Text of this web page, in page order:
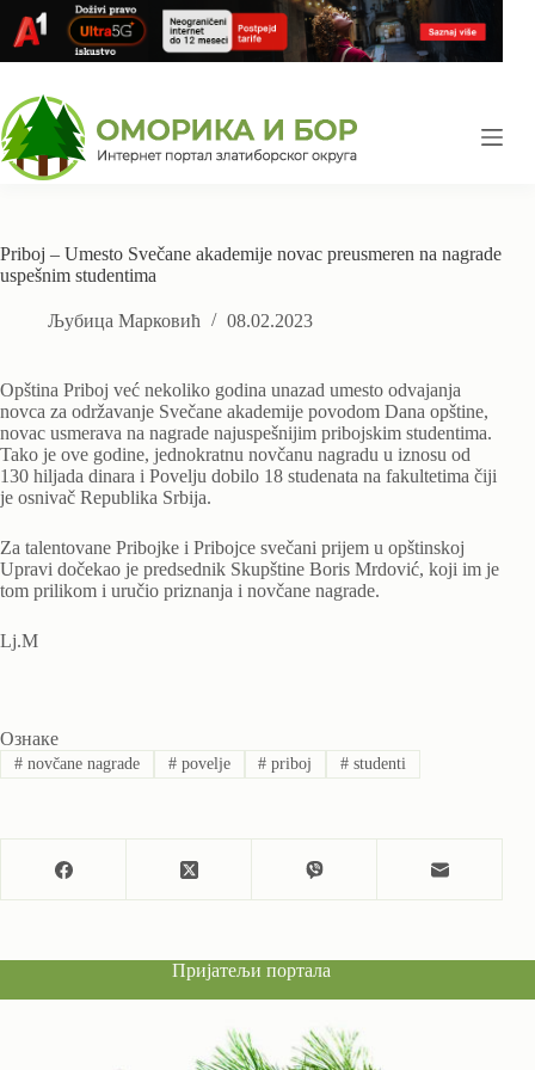
content
Priboj – Umesto Svečane akademije novac preusmeren na nagrade
uspešnim studentima
Љубица Марковић 08.02.2023
Opština Priboj već nekoliko godina unazad umesto odvajanja
novca za održavanje Svečane akademije povodom Dana opštine,
novac usmerava na nagrade najuspešnijim pribojskim studentima.
Tako je ove godine, jednokratnu novčanu nagradu u iznosu od
130 hiljada dinara i Povelju dobilo 18 studenata na fakultetima čiji
je osnivač Republika Srbija.
Za talentovane Pribojke i Pribojce svečani prijem u opštinskoj
Upravi dočekao je predsednik Skupštine Boris Mrdović, koji im je
tom prilikom i uručio priznanja i novčane nagrade.
Lj.M
Ознаке
#novčane nagrade #povelje # priboj # studenti
Пријатељи портала